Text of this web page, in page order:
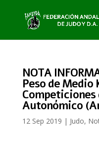
NOTA
Peso de Medio
Autonómico
12 Sep 2019 | Judo,